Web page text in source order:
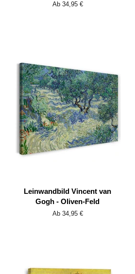
Ab 34,95 €
Leinwandbild Vincent van
Gogh - Oliven-Feld
Ab 34,95 €